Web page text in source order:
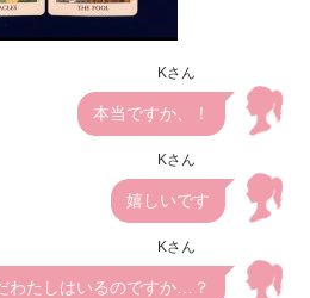
Kさん
本当ですか、！
Kさん
嬉しいです
Kさん
わたしはいるのですか…？